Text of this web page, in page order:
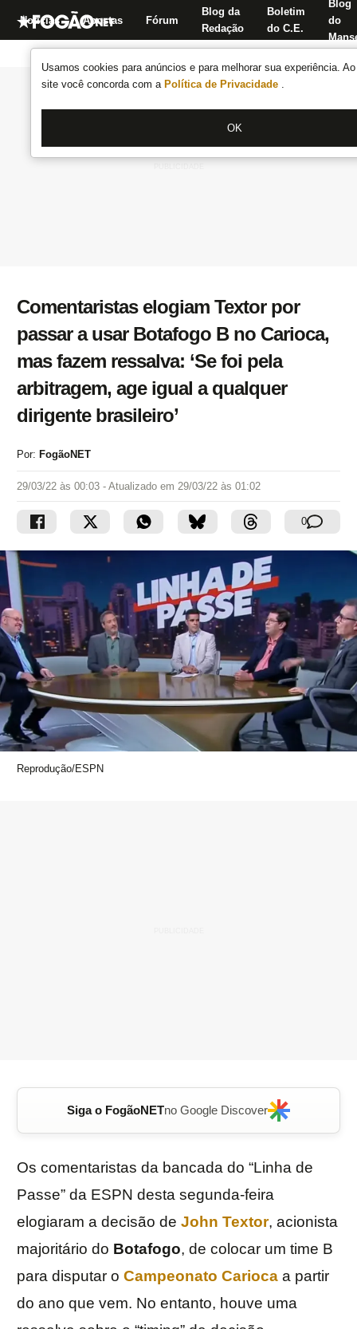
Usamos cookies para anúncios e para melhorar sua experiência.
site você concorda com a Política de Privacidade .
OK
Notícias Apostas Fórum
Blog da
Redação
Boletim
do C.E.
Blog
do
Comentaristas elogiam Textor por
passar a usar Botafogo B no Carioca,
mas fazem ressalva: ‘Se foi pela
arbitragem, age igual a qualquer
dirigente brasileiro’
Por: FogãoNET
29/03/22 às 00:03 - Atualizado em 29/03/22 às 01:02
0
Reprodução/ESPN
Siga o FogãoNETno Google Discover
Os comentaristas da bancada do “Linha de
Passe” da ESPN desta segunda-feira
elogiaram a decisão de John Textor, acionista
majoritário do Botafogo, de colocar um time B
para disputar o Campeonato Carioca a partir
do ano que vem. No entanto, houve uma